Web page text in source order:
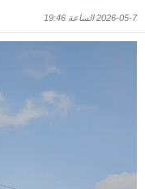
2026-05-7 الساعة 19:46